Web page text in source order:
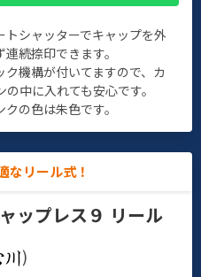
トシャッターでキャップを外
連続捺印できます。
ク機構が付いてますので、カ
の中に入れても安心です。
クの色は朱色です。
なリール式！
ップレス９ リール
)